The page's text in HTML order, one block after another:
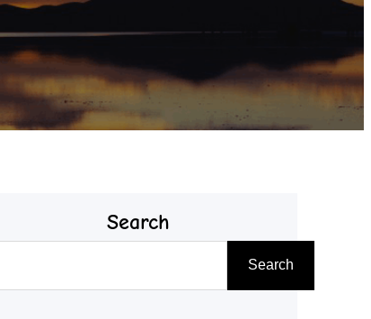
Search
Search